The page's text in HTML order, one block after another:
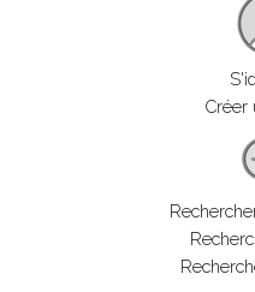
Créer